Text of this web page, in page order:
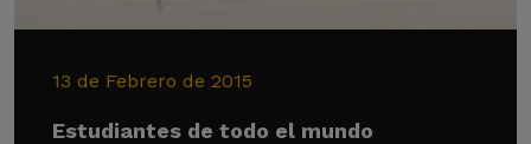
13 de Febrero de 2015
Estudiantes de todo el mundo